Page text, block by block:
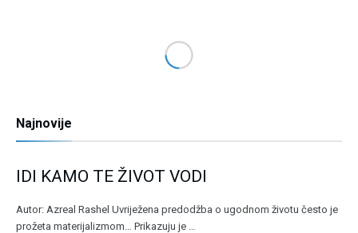
Najnovije
IDI KAMO TE ŽIVOT VODI
Autor: Azreal Rashel Uvriježena predodžba o ugodnom životu često je
prožeta materijalizmom… Prikazuju je …